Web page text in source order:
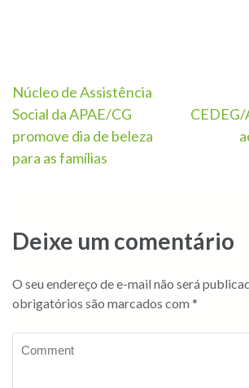
Núcleo de Assistência
Social da APAE/CG
promove dia de beleza
para as famílias
Deixe um comentário
O seu endereço de e-mail não será
obrigatórios são marcados com *